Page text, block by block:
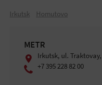
Irkutsk Homutovo
METR
Irkutsk, ul. Traktovay,
+7 395 228 82 00